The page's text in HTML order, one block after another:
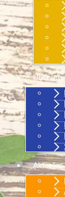
Über uns
Aktuelles